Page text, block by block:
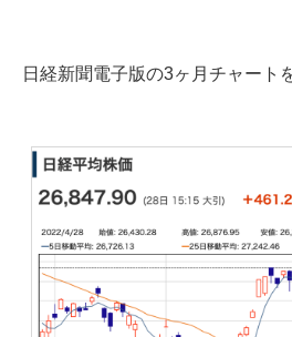
日経新聞電子版の3ヶ月チャート